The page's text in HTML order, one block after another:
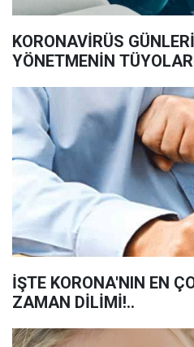
KORONAVİRÜS
YÖNETMENİN
İŞTE KORONA'NIN EN
ZAMAN DİLİMİ!..